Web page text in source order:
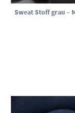
Sweat Stoff grau –